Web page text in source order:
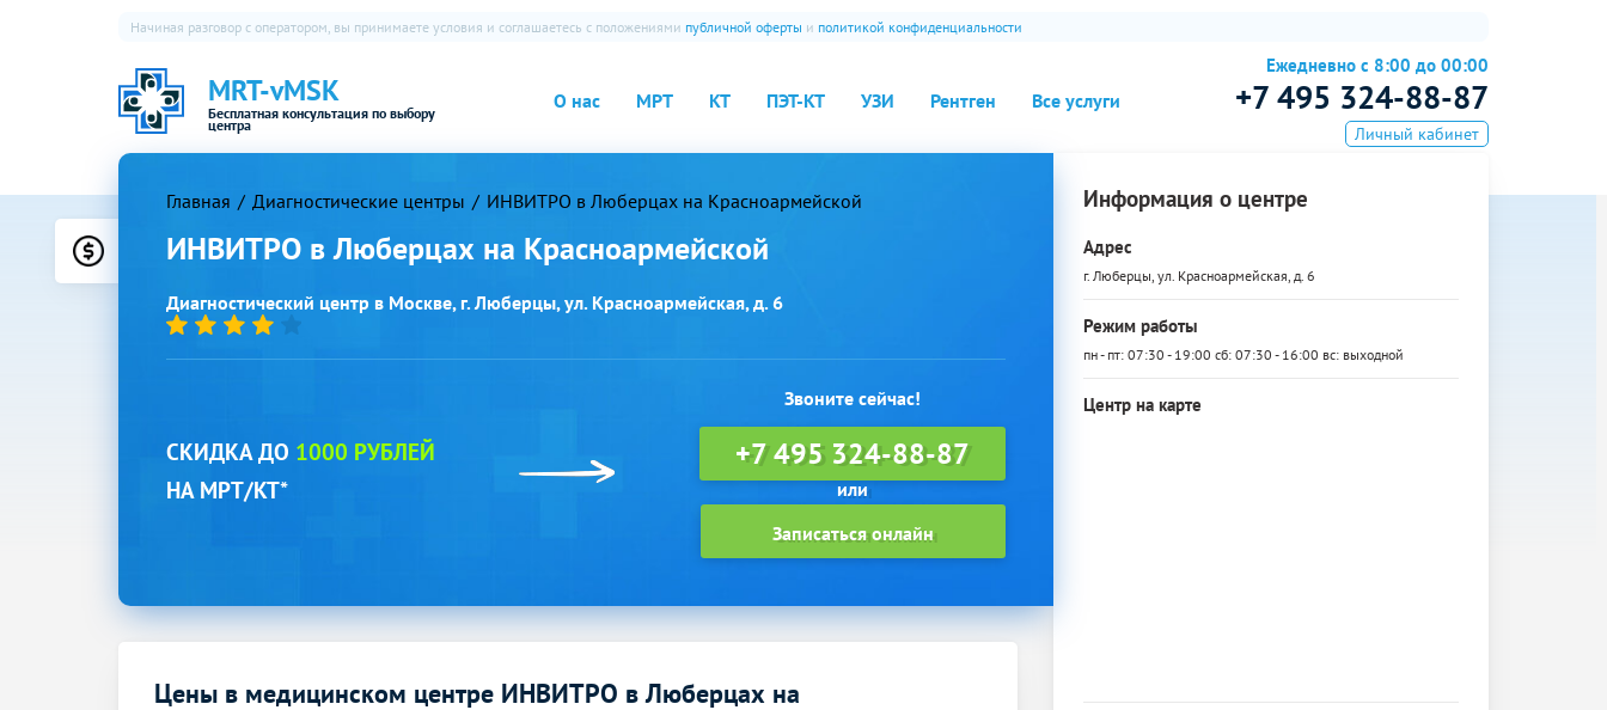
MRT-vMSK
Бесплатная консультация по выбору
центра
О нас МРТ КТ ПЭТ-КТ УЗИ Рентген Все услуги
Начиная разговор с оператором, вы принимаете условия и соглашаетесь с положениями публичной оферты и политикой конфиденциальности
Ежедневно с 8:00 до 00:00
+7 495 324-88-87
Личный кабинет
Главная Диагностические центры ИНВИТРО в Люберцах на Красноармейской
ИНВИТРО в Люберцах на Красноармейской
Диагностический центр в Москве, г. Люберцы, ул. Красноармейская, д. 6
СКИДКА ДО 1000 РУБЛЕЙ
НА МРТ/КТ*
Звоните сейчас!
+7 495 324-88-87
Записаться онлайн
Информация о центре
Адрес
г. Люберцы, ул. Красноармейская, д. 6
Режим работы
пн - пт: 07:30 - 19:00 сб: 07:30 - 16:00 вс: выходной
Центр на карте
Цены в медицинском центре ИНВИТРО в Люберцах на